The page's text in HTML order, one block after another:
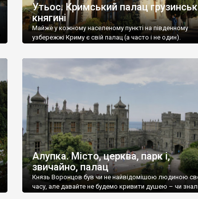
Утьос. Кримський палац
княгині
Майже у кожному населеному пункті на південному
узбережжі Криму є свій палац (а часто і не один).
Алупка. Місто, церква, парк і,
звичайно, палац
Князь Воронцов був чи не найвідомішою людиною
часу, але давайте не будемо кривити душею – чи